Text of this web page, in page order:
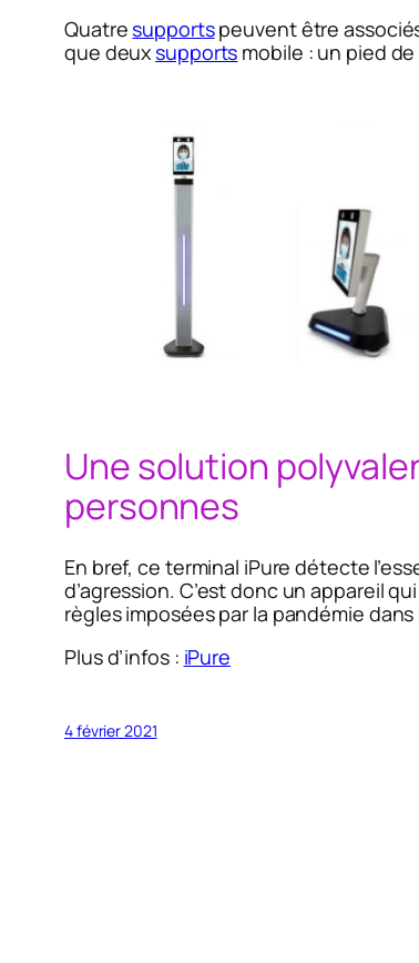
Quatresupportspeuvent être
que deuxsupports mobile : un pied
Une solution
personnes
En bref, ce terminal iPure détecte
d’agression. C’est donc un appareil
règles imposées par la pandémie
Plus d’infos : iPure
4 février 2021